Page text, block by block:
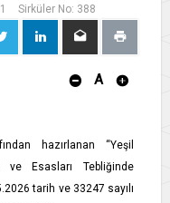
Sirküler No: 388
A
hazırlanan “Yeşil
ve Esasları Tebliğinde
tarih ve 33247 sayılı